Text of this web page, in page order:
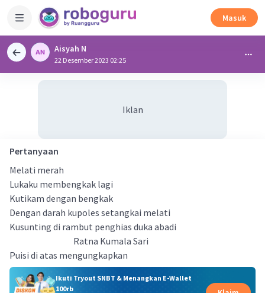
Masuk
Aisyah N
22 Desember 2023 02:25
Iklan
Pertanyaan
Melati merah
Lukaku membengkak lagi
Kutikam dengan bengkak
Dengan darah kupoles setangkai melati
Kusunting di rambut penghias duka abadi
Ratna Kumala Sari
Puisi di atas mengungkapkan
Ikuti Tryout SNBT & Menangkan E-Wallet
100rb